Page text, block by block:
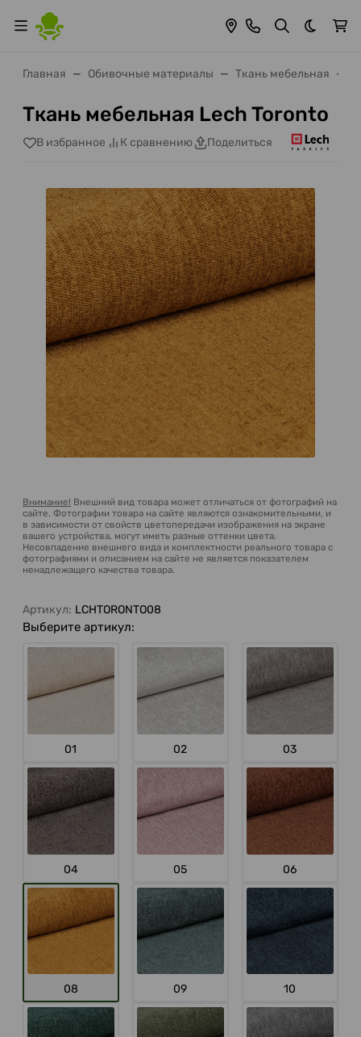
Темная
Главная Обивочные материалы Ткань мебельная
Ткань мебельная Lech Toronto
В избранное К сравнению Поделиться
Внимание! Внешний вид товара может отличаться от фотографий на
сайте. Фотографии товара на сайте являются ознакомительными, и
в зависимости от свойств цветопередачи изображения на экране
вашего устройства, могут иметь разные оттенки цвета.
Несовпадение внешнего вида и комплектности реального товара с
фотографиями и описанием на сайте не является показателем
ненадлежащего качества товара.
Артикул: LCHTORONTO08
Выберите артикул:
01 02 03
04 05 06
08 09 10